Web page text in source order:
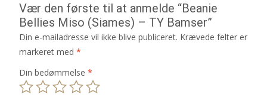
Vær den første til at anmelde “Beanie
Bellies Miso (Siames) – TY Bamser”
Din e-mailadresse vil ikke blive publiceret. Krævede felter er
markeret med *
Din bedømmelse *